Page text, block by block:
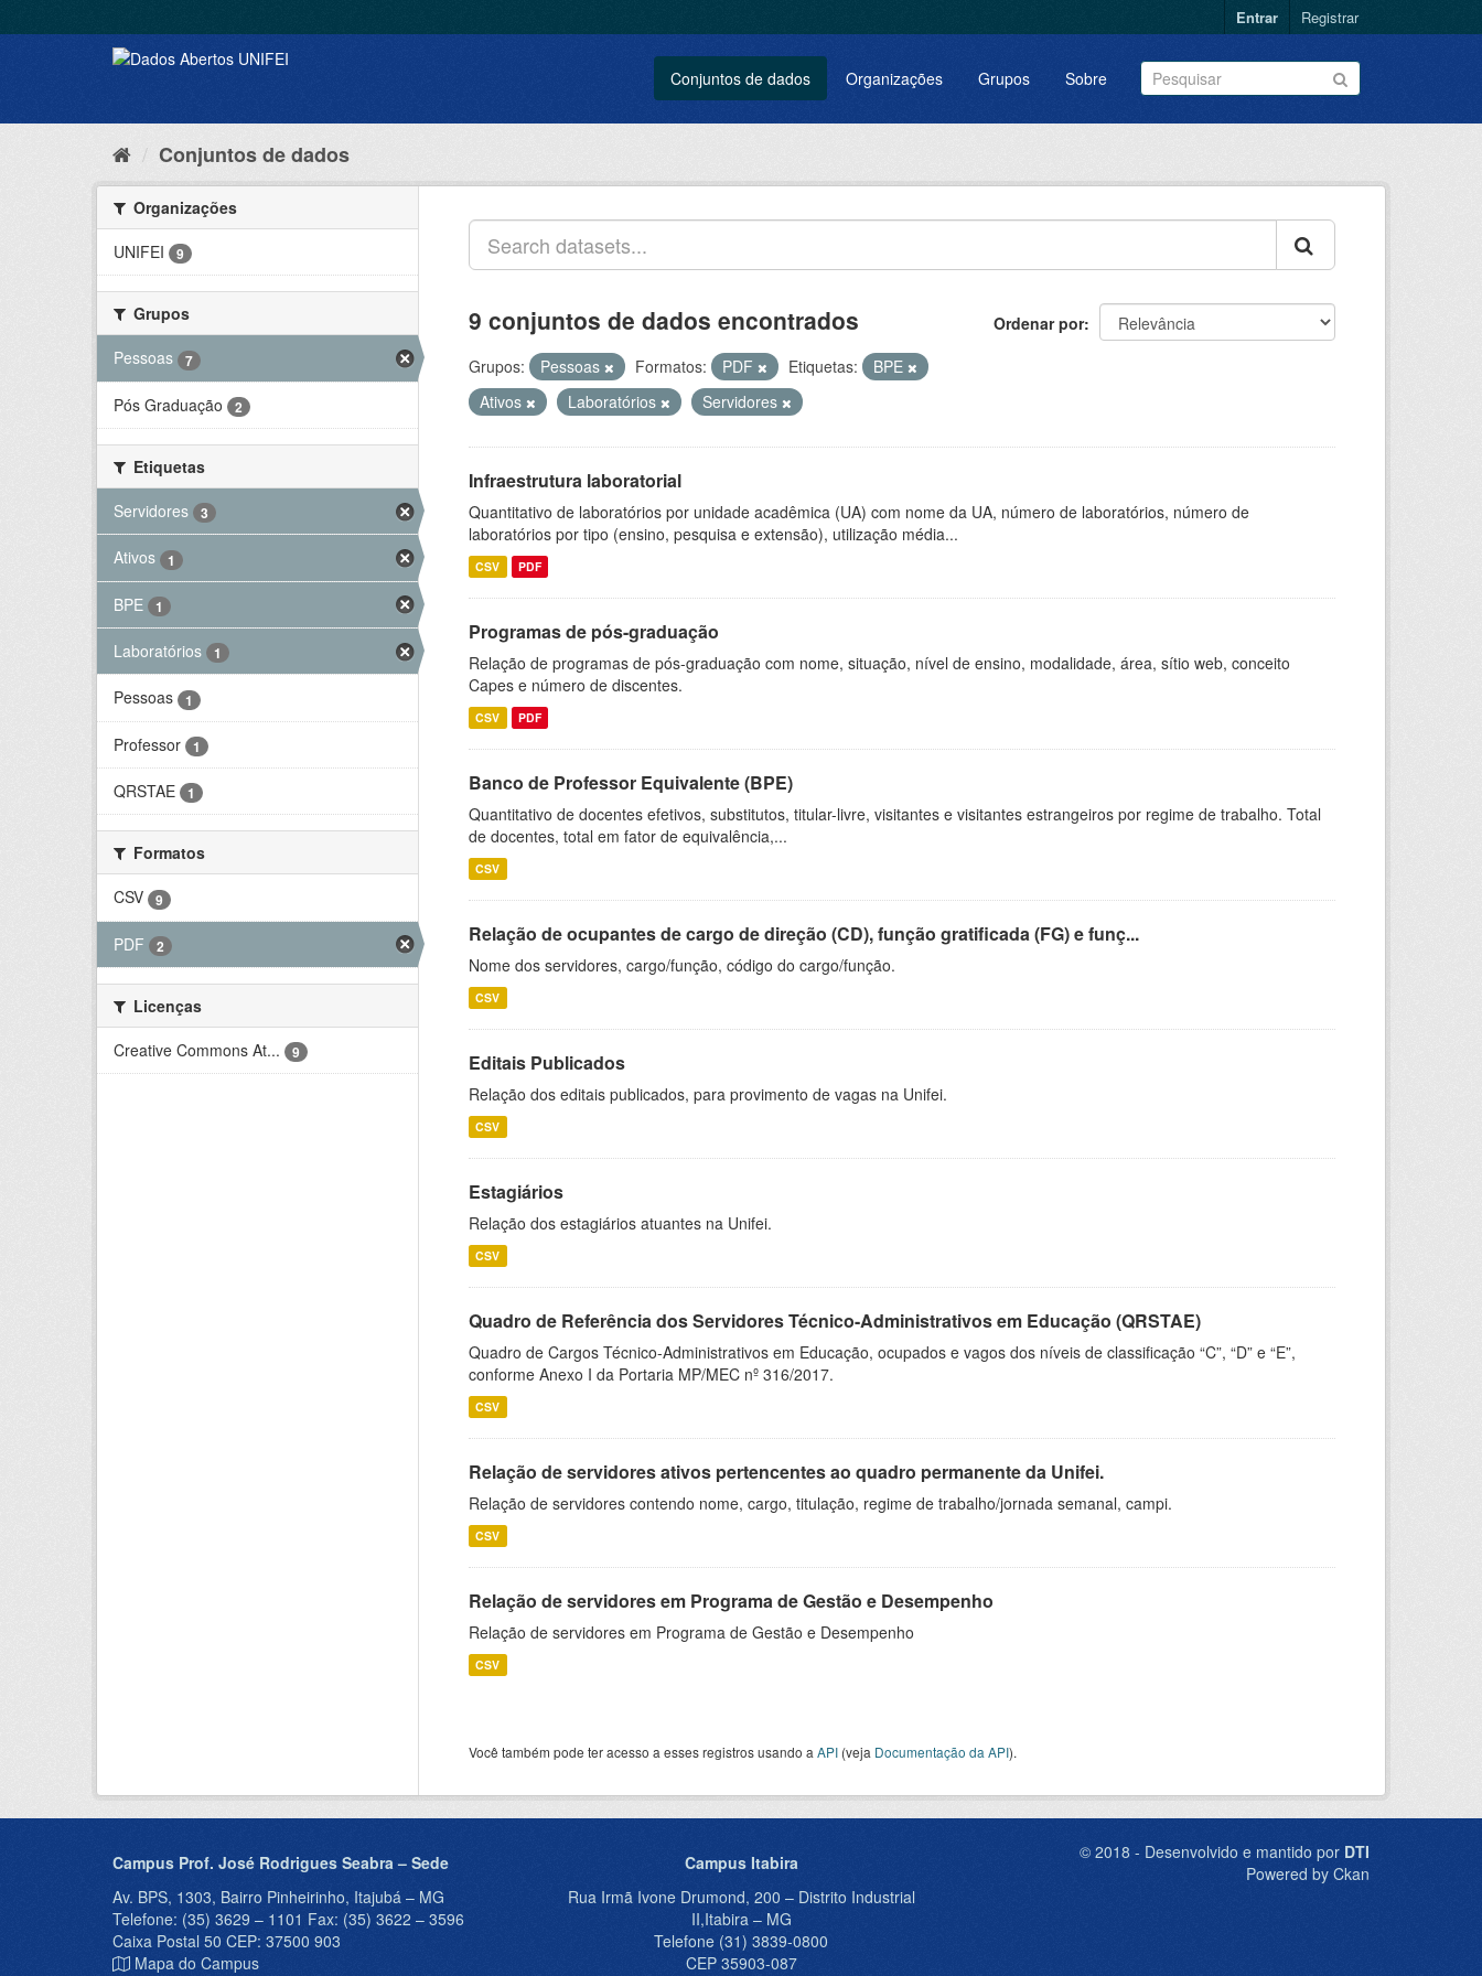
Entrar Registrar
Conjuntos de dados Organizações Grupos Sobre
Conjuntos de dados
Organizações
UNIFEI
9
Grupos
Pessoas
7
Pós Graduação 2
Etiquetas
Servidores
3
Ativos 1
BPE 1
Laboratórios 1
Pessoas 1
Professor 1
QRSTAE 1
Formatos
CSV
9
PDF 2
Licenças
Creative Commons At...
9
Ordenar por
9 conjuntos de dados encontrados
Grupos: Pessoas Formatos: PDF Etiquetas:
BPE
Ativos
Laboratórios Servidores
Infraestrutura laboratorial
Quantitativo de laboratórios por unidade acadêmica (UA) com nome da UA, número de laboratórios, número de
laboratórios por tipo (ensino, pesquisa e extensão), utilização média...
CSV PDF
Programas de pós-graduação
Relação de programas de pós-graduação com nome, situação, nível de ensino, modalidade, área, sítio web, conceito
Capes e número de discentes.
CSV PDF
Banco de Professor Equivalente (BPE)
Quantitativo de docentes efetivos, substitutos, titular-livre, visitantes e visitantes estrangeiros por regime de trabalho. Total
de docentes, total em fator de equivalência,...
CSV
Relação de ocupantes de cargo de direção (CD), função gratificada (FG) e funç...
Nome dos servidores, cargo/função, código do cargo/função.
CSV
Editais Publicados
Relação dos editais publicados, para provimento de vagas na Unifei.
CSV
Estagiários
Relação dos estagiários atuantes na Unifei.
CSV
Quadro de Referência dos Servidores Técnico-Administrativos em Educação (QRSTAE)
Quadro de Cargos Técnico-Administrativos em Educação, ocupados e vagos dos níveis de classificação “C”, “D” e “E”,
conforme Anexo I da Portaria MP/MEC nº 316/2017.
CSV
Relação de servidores ativos pertencentes ao quadro permanente da Unifei.
Relação de servidores contendo nome, cargo, titulação, regime de trabalho/jornada semanal, campi.
CSV
Relação de servidores em Programa de Gestão e Desempenho
Relação de servidores em Programa de Gestão e Desempenho
CSV
Você também pode ter acesso a esses registros usando a API (veja Documentação da API).
Campus Prof. José Rodrigues Seabra – Sede
Av. BPS, 1303, Bairro Pinheirinho, Itajubá – MG
Telefone: (35) 3629 – 1101 Fax: (35) 3622 – 3596
Caixa Postal 50 CEP: 37500 903
Mapa do Campus
Campus Itabira
Rua Irmã Ivone Drumond, 200 – Distrito Industrial
II,Itabira – MG
Telefone (31) 3839-0800
CEP 35903-087
© 2018 - Desenvolvido e mantido por DTI
Powered by Ckan